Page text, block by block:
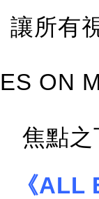
讓所有
ON
焦點
《ALL